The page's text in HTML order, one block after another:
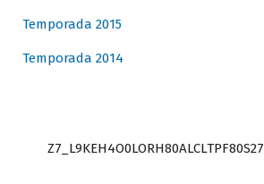
Temporada 2015
Temporada 2014
Z7_L9KEH4O0LORH80ALCLTPF80S27